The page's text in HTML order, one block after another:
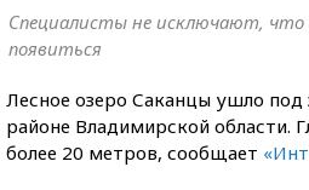
Специалисты не исключают,
появиться
Лесное озеро Саканцы ушло
районе Владимирской области.
более 20 метров, сообщает